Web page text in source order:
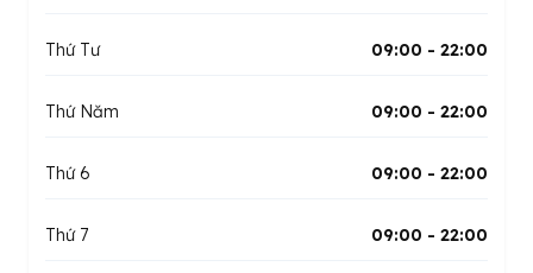
Thứ Tư 09:00 - 22:00
Thứ Năm 09:00 - 22:00
Thứ 6 09:00 - 22:00
Thứ 7 09:00 - 22:00